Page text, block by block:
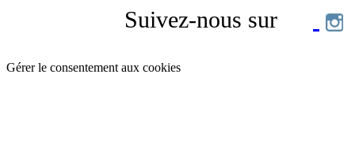
Suivez-nous sur
Gérer le consentement aux cookies